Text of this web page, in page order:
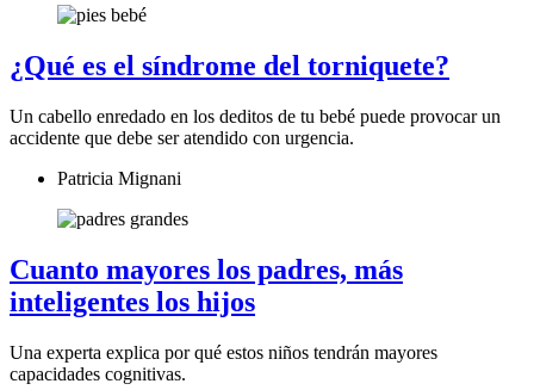
¿Qué es el síndrome del torniquete?
Un cabello enredado en los deditos de tu bebé puede provocar un
accidente que debe ser atendido con urgencia.
Patricia Mignani
Cuanto mayores los padres, más
inteligentes los hijos
Una experta explica por qué estos niños tendrán mayores
capacidades cognitivas.